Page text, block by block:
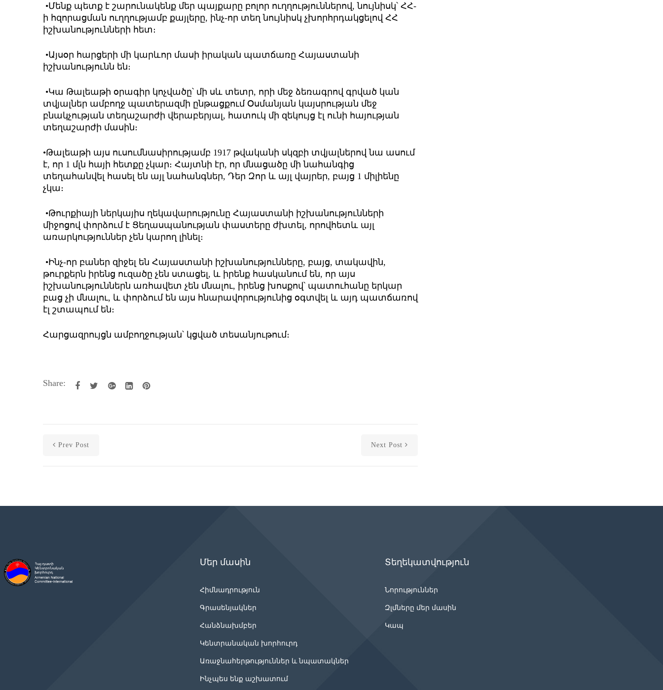
•Մենք պետք է շարունակենք մեր պայքարը բոլոր ուղղություններով, նույնիսկ՝ ՀՀ-
ի հզորացման ուղղությամբ քայլերը, ինչ-որ տեղ նույնիսկ չխորհրդակցելով ՀՀ
իշխանությունների հետ։
•Այսօր հարցերի մի կարևոր մասի իրական պատճառը Հայաստանի
իշխանությունն են։
•Կա Թալեաթի օրագիր կոչվածը՝ մի սև տետր, որի մեջ ձեռագրով գրված կան
տվյալներ ամբողջ պատերազմի ընթացքում Օսմանյան կայսրության մեջ
բնակչության տեղաշարժի վերաբերյալ, հատուկ մի զեկույց էլ ունի հայության
տեղաշարժի մասին։
•Թալեաթի այս ուսումնասիրությամբ 1917 թվականի սկզբի տվյալներով նա ասում
է, որ 1 մլն հայի հետքը չկար։ Հայտնի էր, որ մնացածը մի նահանգից
տեղահանվել հասել են այլ նահանգներ, Դեր Զոր և այլ վայրեր, բայց 1 միլիենը
չկա։
•Թուրքիայի ներկայիս ղեկավարությունը Հայաստանի իշխանությունների
միջոցով փորձում է Ցեղասպանության փաստերը ժխտել, որովհետև այլ
առարկություններ չեն կարող լինել։
•Ինչ-որ բաներ զիջել են Հայաստանի իշխանությունները, բայց, տակավին,
թուրքերն իրենց ուզածը չեն ստացել, և իրենք հասկանում են, որ այս
իշխանություններն առհավետ չեն մնալու, իրենց խոսքով՝ պատուհանը երկար
բաց չի մնալու, և փորձում են այս հնարավորությունից օգտվել և այդ պատճառով
էլ շտապում են։
Հարցազրույցն ամբողջության՝ կցված տեսանյութում։
Share:
Prev Post Next Post
Մեր մասին
Հիմնադրություն
Գրասենյակներ
Հանձնախմբեր
Կենտրանական խորհուրդ
Առաջնահերթություններ և նպատակներ
Ինչպես ենք աշխատում
Տեղեկատվություն
Նորություններ
Զլմները մեր մասին
Կապ